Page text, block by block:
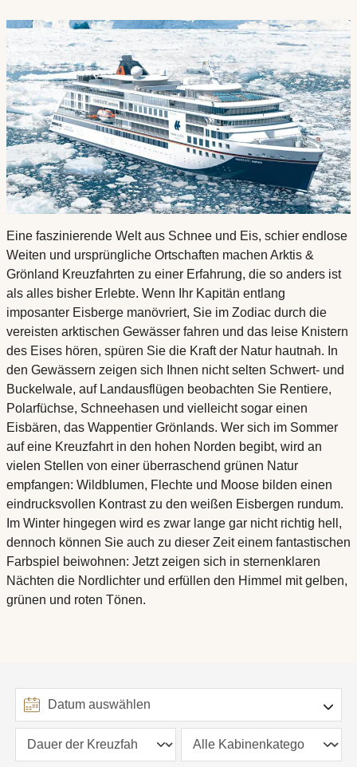
Eine faszinierende Welt aus Schnee und Eis, schier endlose
Weiten und ursprüngliche Ortschaften machen Arktis &
Grönland Kreuzfahrten zu einer Erfahrung, die so anders ist
als alles bisher Erlebte. Wenn Ihr Kapitän entlang
imposanter Eisberge manövriert, Sie im Zodiac durch die
vereisten arktischen Gewässer fahren und das leise Knistern
des Eises hören, spüren Sie die Kraft der Natur hautnah. In
den Gewässern zeigen sich Ihnen nicht selten Schwert- und
Buckelwale, auf Landausflügen beobachten Sie Rentiere,
Polarfüchse, Schneehasen und vielleicht sogar einen
Eisbären, das Wappentier Grönlands. Wer sich im Sommer
auf eine Kreuzfahrt in den hohen Norden begibt, wird an
vielen Stellen von einer überraschend grünen Natur
empfangen: Wildblumen, Flechte und Moose bilden einen
eindrucksvollen Kontrast zu den weißen Eisbergen rundum.
Im Winter hingegen wird es zwar lange gar nicht richtig hell,
dennoch können Sie auch zu dieser Zeit einem fantastischen
Farbspiel beiwohnen: Jetzt zeigen sich in sternenklaren
Nächten die Nordlichter und erfüllen den Himmel mit gelben,
grünen und roten Tönen.